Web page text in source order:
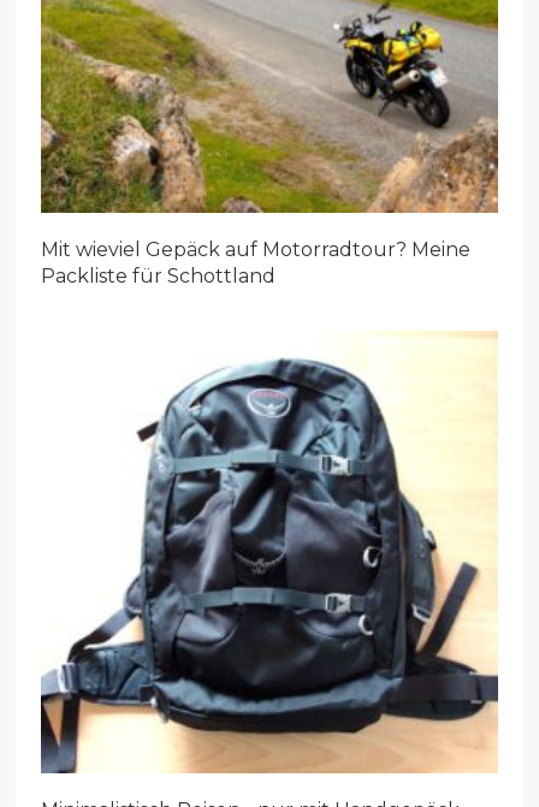
Mit wieviel Gepäck auf Motorradtour? Meine
Packliste für Schottland